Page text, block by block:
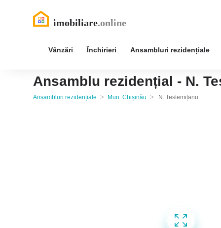
Vânzări Închirieri Ansambluri rezidențiale
Ansamblu rezidențial - N.
Ansambluri rezidențiale > Mun. Chișinău > N. Testemițanu